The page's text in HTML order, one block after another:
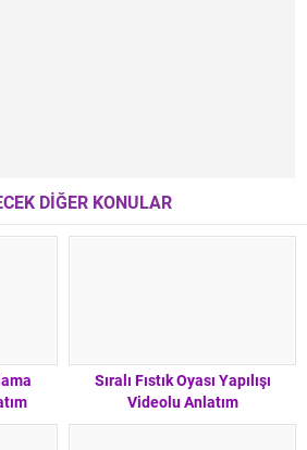
DİĞER KONULAR
Sıralı Fıstık Oyası Yapılışı
Videolu Anlatım